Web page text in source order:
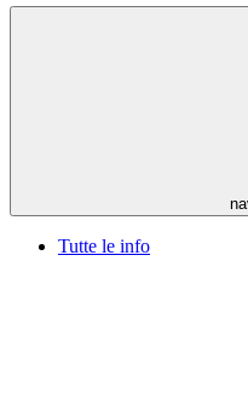
Tutte le info